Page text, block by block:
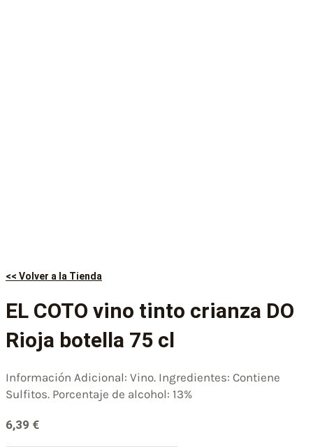
<< Volver a la Tienda
EL COTO vino tinto crianza DO
Rioja botella 75 cl
Información Adicional: Vino. Ingredientes: Contiene
Sulfitos. Porcentaje de alcohol: 13%
6,39 €